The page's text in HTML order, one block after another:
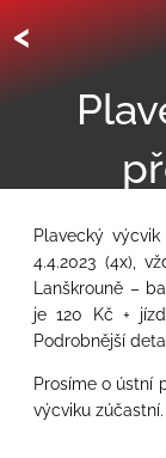
<
Plavecký
4.4.2023 (4x),
Lanškrouně –
je 120 Kč +
Podrobnější
Prosíme o ústní
výcviku